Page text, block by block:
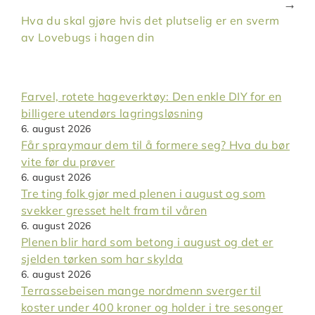
Hva du skal gjøre hvis det plutselig er en sverm
av Lovebugs i hagen din
Farvel, rotete hageverktøy: Den enkle DIY for en
billigere utendørs lagringsløsning
6. august 2026
Får spraymaur dem til å formere seg? Hva du bør
vite før du prøver
6. august 2026
Tre ting folk gjør med plenen i august og som
svekker gresset helt fram til våren
6. august 2026
Plenen blir hard som betong i august og det er
sjelden tørken som har skylda
6. august 2026
Terrassebeisen mange nordmenn sverger til
koster under 400 kroner og holder i tre sesonger